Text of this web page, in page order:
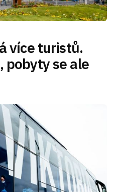
více turistů.
pobyty se ale